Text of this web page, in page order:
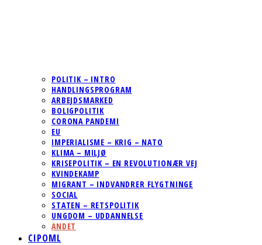
POLITIK – INTRO
HANDLINGSPROGRAM
ARBEJDSMARKED
BOLIGPOLITIK
CORONA PANDEMI
EU
IMPERIALISME – KRIG – NATO
KLIMA – MILJØ
KRISEPOLITIK – EN REVOLUTIONÆR VEJ
KVINDEKAMP
MIGRANT – INDVANDRER FLYGTNINGE
SOCIAL
STATEN – RETSPOLITIK
UNGDOM – UDDANNELSE
ANDET
CIPOML